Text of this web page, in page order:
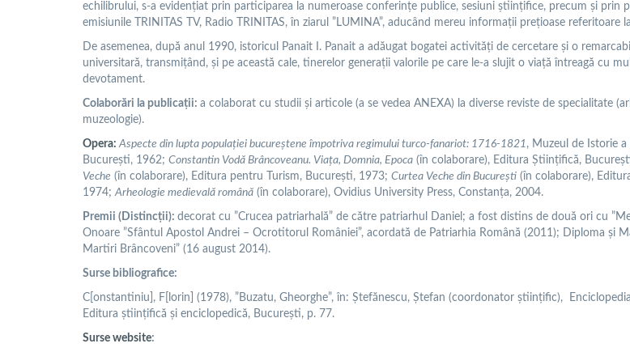
echilibrului, s-a evidenţiat prin participarea la numeroase conferinţe publice, sesiuni ştiinţifice, precum şi prin
emisiunile TRINITAS TV, Radio TRINITAS, în ziarul ”LUMINA”, aducând mereu informaţii preţioase referitoare
De asemenea, după anul 1990, istoricul Panait I. Panait a adăugat bogatei activităţi de cercetare şi o
universitară, transmiţând, şi pe această cale, tinerelor generaţii valorile pe care le-a slujit o viaţă întreagă cu
devotament.
Colaborări la publicații: a colaborat cu studii şi articole (a se vedea ANEXA) la diverse reviste de specialitate
muzeologie).
Opera:Aspecte din lupta populației bucureștene împotriva regimului turco-fanariot: 1716-1821, Muzeul de Istorie
București, 1962; Constantin Vodă Brâncoveanu. Viața, Domnia, Epoca (în colaborare), Editura Științifică,
Veche (în colaborare), Editura pentru Turism, București, 1973; Curtea Veche din București (în colaborare),
1974;Arheologie medievală română (în colaborare), Ovidius University Press, Constanța, 2004.
Premii (Distincții): decorat cu ”Crucea patriarhală” de către patriarhul Daniel; a fost distins de două ori cu
Onoare ”Sfântul Apostol Andrei – Ocrotitorul României”, acordată de Patriarhia Română (2011); Diploma şi
Martiri Brâncoveni” (16 august 2014).
Surse bibliografice:
C[onstantiniu], F[lorin] (1978), ”Buzatu, Gheorghe”, în: Ștefănescu, Ștefan (coordonator științific),
Editura științifică și enciclopedică, București, p. 77.
Surse website: